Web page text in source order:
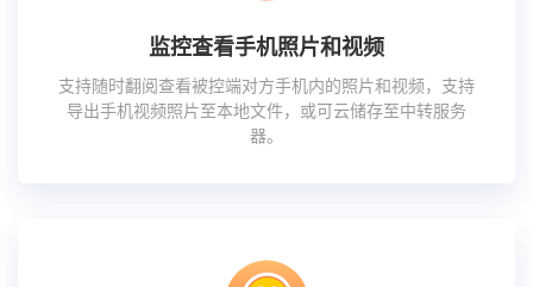
监控查看手机照片和视频
支持随时翻阅查看被控端对方手机内的照片和视频，支持
导出手机视频照片至本地文件，或可云储存至中转服务
器。